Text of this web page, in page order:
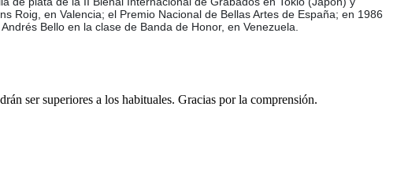
Roig, en Valencia; el Premio Nacional de Bellas Artes de España; en 1986
Bello en la clase de Banda de Honor, en Venezuela.
ser superiores a los habituales. Gracias por la comprensión.